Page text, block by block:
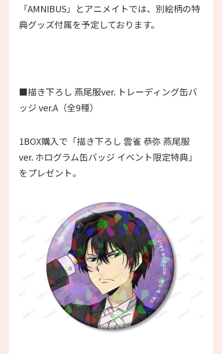
「AMNIBUS」とアニメイトでは、別絵柄の特
典グッズ付属を予定しております。
■描き下ろし 燕尾服ver. トレーディング缶バ
ッジ ver.A（全9種）
1BOX購入で「描き下ろし 雲雀 恭弥 燕尾服
ver. ホログラム缶バッジ イベント限定特典」
をプレゼント。